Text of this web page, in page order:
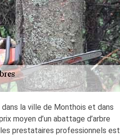
dans la ville de Monthois et dans
moyen d’un abattage d’arbre
prestataires professionnels est